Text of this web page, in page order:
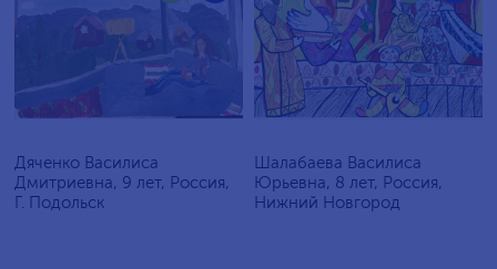
Дяченко Василиса
Дмитриевна, 9 лет, Россия,
Г. Подольск
Шалабаева Василиса
Юрьевна, 8 лет, Россия,
Нижний Новгород